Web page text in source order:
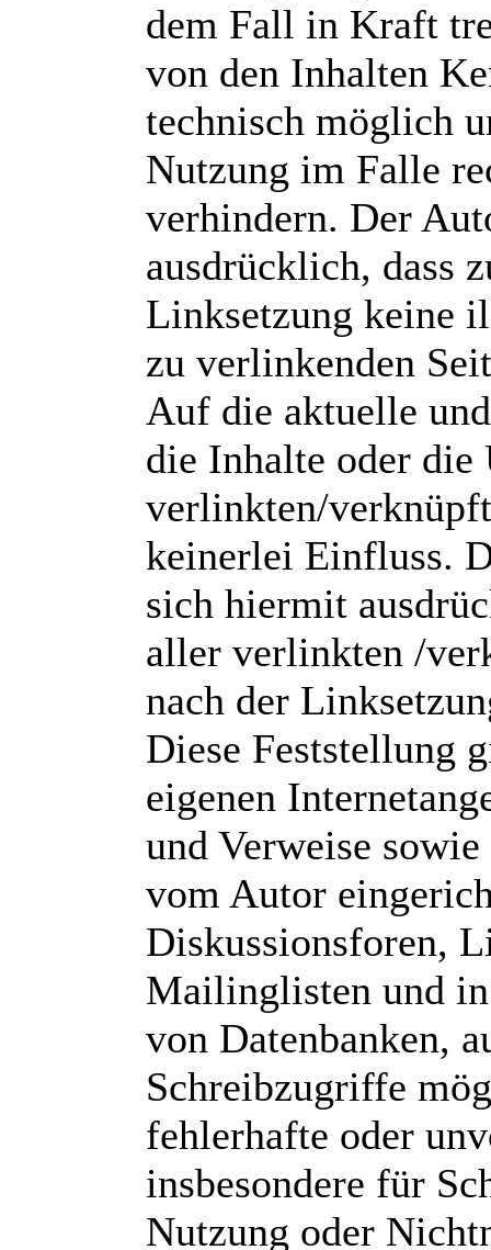
dem Fall in Kraft
von den Inhalten
technisch möglich
Nutzung im Falle
verhindern. Der
ausdrücklich, dass
Linksetzung keine
zu verlinkenden
Auf die aktuelle
die Inhalte oder die
verlinkten/
keinerlei Einfluss.
sich hiermit
aller verlinkten /
nach der
Diese Feststellung
eigenen
und Verweise
vom Autor
Diskussionsforen,
Mailinglisten und
von Datenbanken,
Schreibzugriffe
fehlerhafte oder
insbesondere für
Nutzung oder